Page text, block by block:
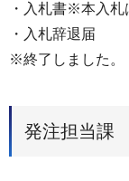
・⼊札書※本⼊札
・⼊札辞退届
※終了しました。
発注担当課